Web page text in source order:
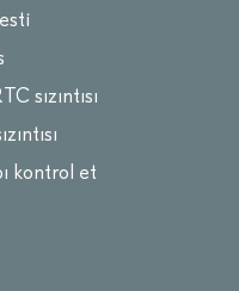
sızıntısı
kontrol et